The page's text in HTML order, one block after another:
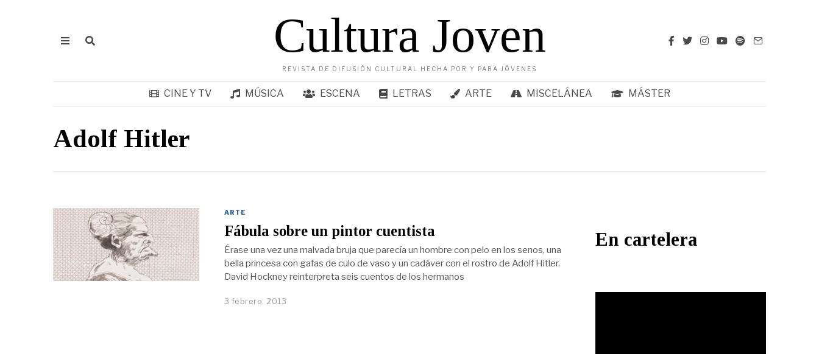
Cultura Joven
REVISTA DE DIFUSIÓN CULTURAL HECHA POR Y PARA JÓVENES
CINE Y TV MÚSICA ESCENA LETRAS ARTE MISCELÁNEA MÁSTER
Adolf Hitler
ARTE
Fábula sobre un pintor cuentista
Érase una vez una malvada bruja que parecía un hombre con pelo en los senos, una
bella princesa con gafas de culo de vaso y un cadáver con el rostro de Adolf Hitler.
David Hockney reinterpreta seis cuentos de los hermanos
3 febrero, 2013
En cartelera